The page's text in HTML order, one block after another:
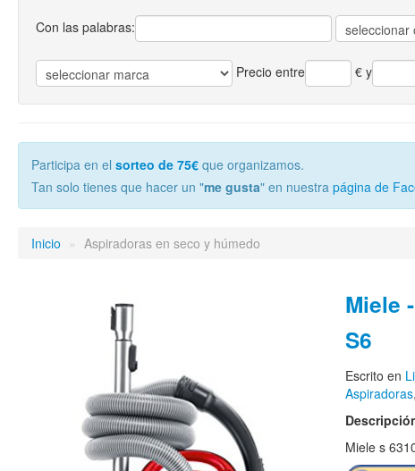
Con las palabras:
Precio entre €y
Participa en el sorteo de 75€ que organizamos.
Tan solo tienes que hacer un "me gusta" en nuestra página de
Inicio » Aspiradoras en seco y húmedo
Miele
S6
Escrito en
Aspiradoras,
Miele s